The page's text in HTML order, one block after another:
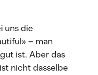
uns die
– man
ist. Aber das
nicht dasselbe